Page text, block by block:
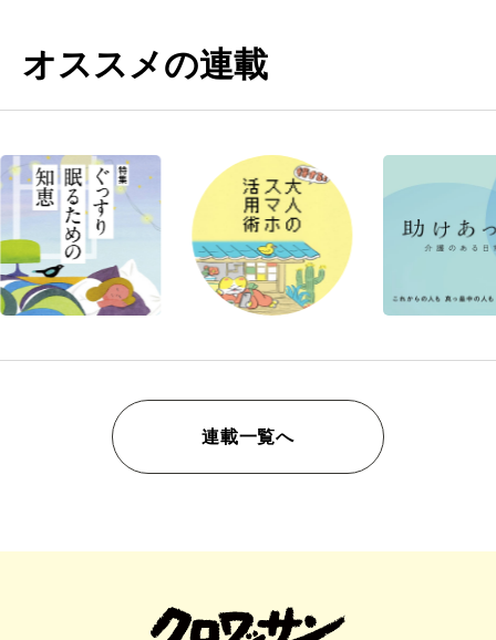
オススメの連載
連載一覧へ